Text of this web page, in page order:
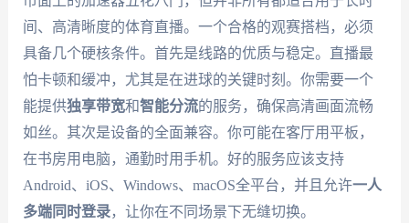
间、高清晰度的体育直播。一个合格的观赛搭档，必须
具备几个硬核条件。首先是线路的优质与稳定。直播最
怕卡顿和缓冲，尤其是在进球的关键时刻。你需要一个
能提供独享带宽和智能分流的服务，确保高清画面流畅
如丝。其次是设备的全面兼容。你可能在客厅用平板，
在书房用电脑，通勤时用手机。好的服务应该支持
Android、iOS、Windows、macOS全平台，并且允许一人
多端同时登录，让你在不同场景下无缝切换。